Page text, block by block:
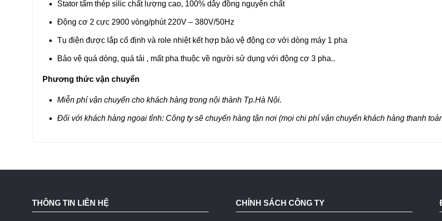
Stator tấm thép silic chất lượng cao, 100% dây đồng nguyên chất
Động cơ 2 cực 2900 vòng/phút 220V – 380V/50Hz
Tụ điện được lắp cố định và role nhiệt kết hợp bảo vệ động cơ với dòng máy 1 pha
Bảo vệ quá dòng, quá tải , mất pha thuộc về người sử dụng với động cơ 3 pha..
Phương thức vận chuyển
Miễn phí vận chuyển cho khách hàng trong nội thành Tp.Hà Nội.
Đối với khách hàng ngoại tỉnh: Công ty sẽ chuyển hàng tận nơi (mọi chi phí vận chuyển khách hàng thanh
THÔNG TIN LIÊN HỆ CHÍNH SÁCH CÔNG TY